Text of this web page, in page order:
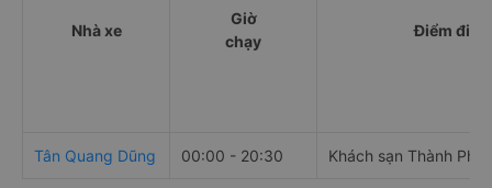
Nhà xe
Giờ
chạy
Điểm đi
Tân Quang Dũng 00:00 - 20:30 Khách sạn Thành